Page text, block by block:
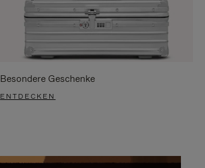
Besondere Geschenke
ENTDECKEN